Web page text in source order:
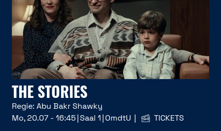
THE STORIES
Regie: Abu Bakr Shawky
Mo, 20.07 - 16:45 Saal 1 OmdtU TICKETS